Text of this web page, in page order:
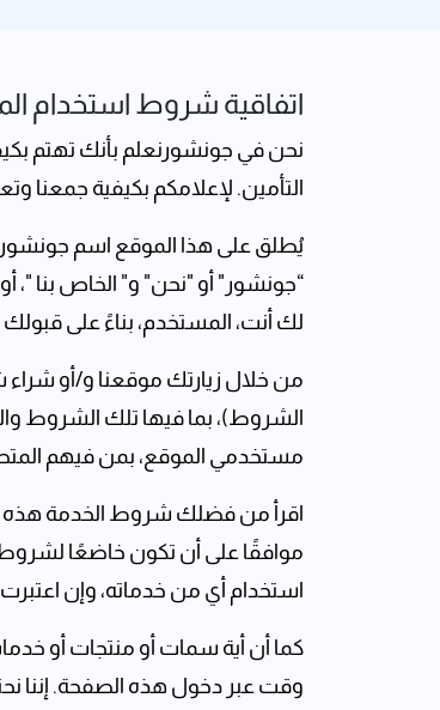
اتفاقية شروط استخدام
نحن في جونشورنعلم بأنك تهتم
التأمين. لإعلامكم بكيفية جمعنا
يُطلق على هذا الموقع اسم جونشور
“جونشور" أو "نحن" و" ‏الخاص بنا "،
لك أنت، المستخدم، بناءً على
من خلال زيارتك موقعنا و/أو
الشروط)، بما فيها تلك الشروط
مستخدمي الموقع، بمن فيهم
اقرأ من فضلك شروط الخدمة هذه
موافقًا على أن تكون خاضعًا لشروط
استخدام أي من خدماته، وإن
كما أن أية سمات أو منتجات أو
وقت عبر دخول هذه الصفحة. إننا